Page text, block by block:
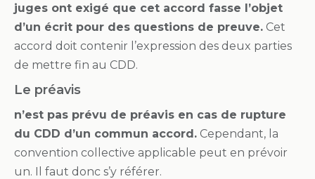
juges ont exigé que cet accord fasse l’objet
d’un écrit pour des questions de preuve. Cet
accord doit contenir l’expression des deux parties
de mettre fin au CDD.
Le préavis
n’est pas prévu de préavis en cas de rupture
du CDD d’un commun accord. Cependant, la
convention collective applicable peut en prévoir
un. Il faut donc s’y référer.